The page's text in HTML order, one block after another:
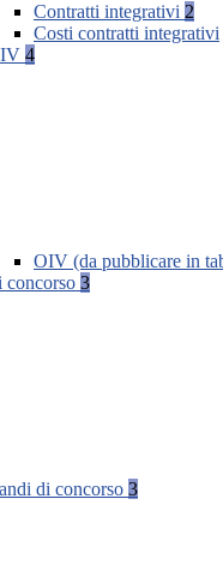
Contratti integrativi 2
Costi contratti integrativi
4
OIV (da pubblicare in
concorso 3
di concorso 3